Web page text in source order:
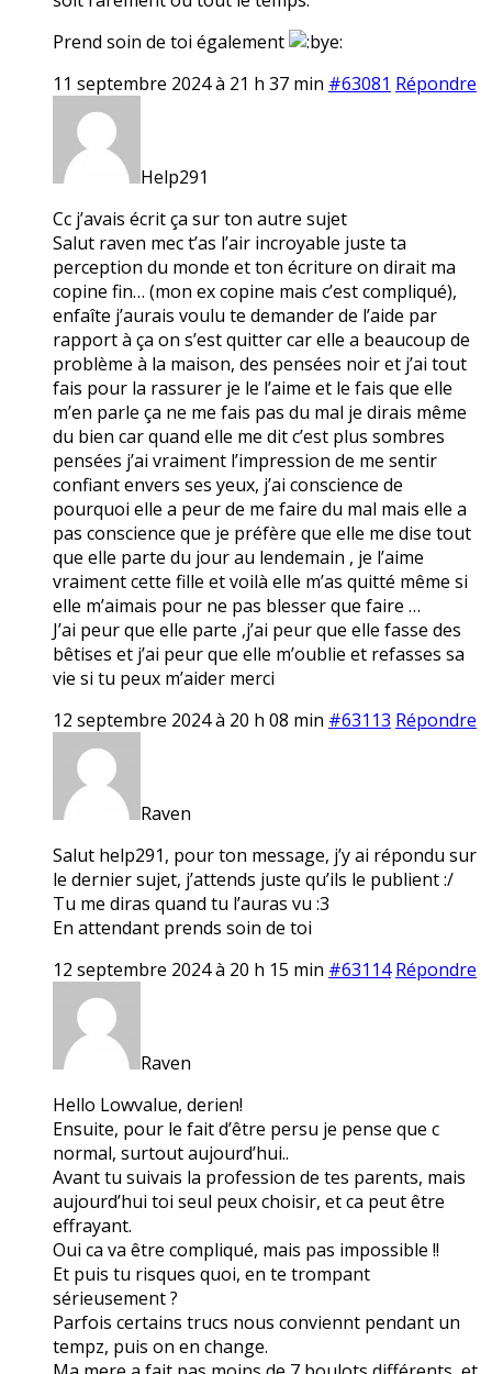
Prend soin de toi également
11 septembre 2024 à 21 h 37 min #63081 Répondre
Help291
Cc j’avais écrit ça sur ton autre sujet
Salut raven mec t’as l’air incroyable juste ta
perception du monde et ton écriture on dirait ma
copine fin… (mon ex copine mais c’est compliqué),
enfaîte j’aurais voulu te demander de l’aide par
rapport à ça on s’est quitter car elle a beaucoup de
problème à la maison, des pensées noir et j’ai tout
fais pour la rassurer je le l’aime et le fais que elle
m’en parle ça ne me fais pas du mal je dirais même
du bien car quand elle me dit c’est plus sombres
pensées j’ai vraiment l’impression de me sentir
confiant envers ses yeux, j’ai conscience de
pourquoi elle a peur de me faire du mal mais elle a
pas conscience que je préfère que elle me dise tout
que elle parte du jour au lendemain , je l’aime
vraiment cette fille et voilà elle m’as quitté même si
elle m’aimais pour ne pas blesser que faire …
J’ai peur que elle parte ,j’ai peur que elle fasse des
bêtises et j’ai peur que elle m’oublie et refasses sa
vie si tu peux m’aider merci
12 septembre 2024 à 20 h 08 min #63113 Répondre
Raven
Salut help291, pour ton message, j’y ai répondu sur
le dernier sujet, j’attends juste qu’ils le publient :/
Tu me diras quand tu l’auras vu :3
En attendant prends soin de toi
12 septembre 2024 à 20 h 15 min #63114 Répondre
Raven
Hello Lowvalue, derien!
Ensuite, pour le fait d’être persu je pense que c
normal, surtout aujourd’hui..
Avant tu suivais la profession de tes parents, mais
aujourd’hui toi seul peux choisir, et ca peut être
effrayant.
Oui ca va être compliqué, mais pas impossible !!
Et puis tu risques quoi, en te trompant
sérieusement ?
Parfois certains trucs nous conviennt pendant un
tempz, puis on en change.